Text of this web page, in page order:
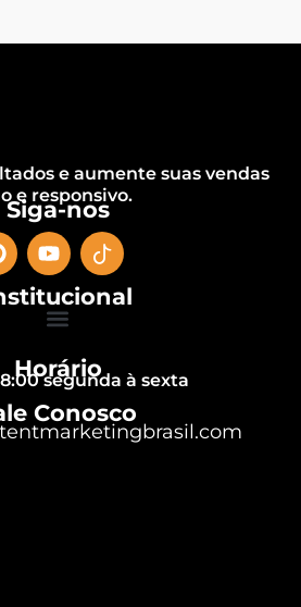
e aumente suas vendas
e responsivo.
Siga-nos
Horário
segunda à sexta
Conosco